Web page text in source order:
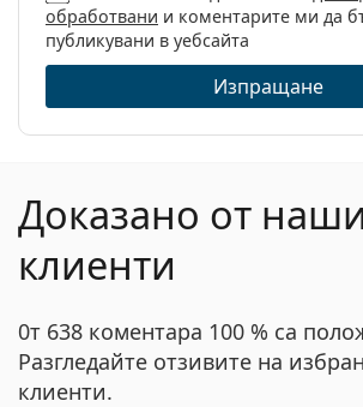
обработвани и коментарите ми да
публикувани в уебсайта
Изпращане
Доказано от
клиенти
0т 638 коментара 100 % са
Разгледайте отзивите на
клиенти.